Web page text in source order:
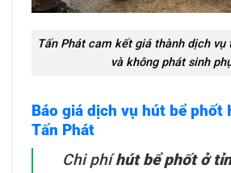
Tấn Phát cam kết giá thành dịch
và không phát sinh
Báo giá dịch vụ hút bể phốt
Tấn Phát
Chi phíhút bể phốt ở